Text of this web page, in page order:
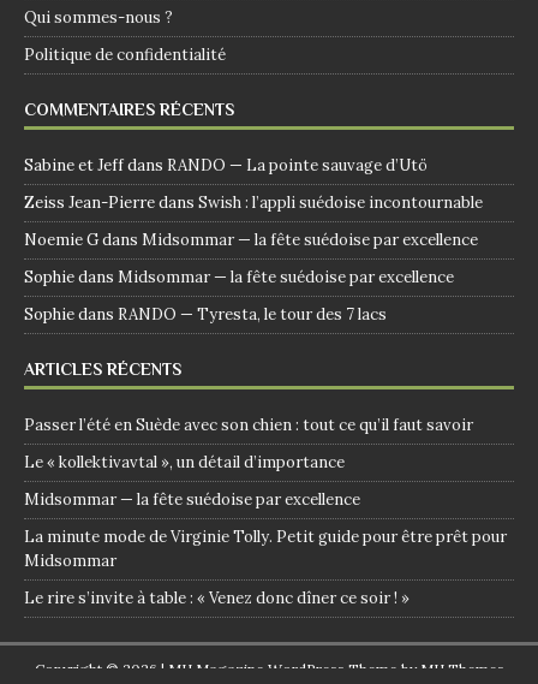
Qui sommes-nous ?
Politique de confidentialité
COMMENTAIRES RÉCENTS
Sabine et Jeffdans RANDO — La pointe sauvage d’Utö
Zeiss Jean-Pierredans Swish : l’appli suédoise incontournable
Noemie Gdans Midsommar — la fête suédoise par excellence
Sophiedans Midsommar — la fête suédoise par excellence
Sophiedans RANDO — Tyresta, le tour des 7 lacs
ARTICLES RÉCENTS
Passer l’été en Suède avec son chien : tout ce qu’il faut savoir
Le « kollektivavtal », un détail d’importance
Midsommar — la fête suédoise par excellence
La minute mode de Virginie Tolly. Petit guide pour être prêt pour
Midsommar
Le rire s’invite à table : « Venez donc dîner ce soir ! »
Copyright © 2026 | MH Magazine WordPress Theme by MH Themes